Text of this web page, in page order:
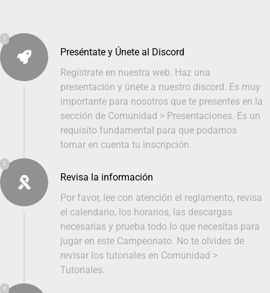
1
Preséntate y Únete al Discord
Regístrate en nuestra web. Haz una
presentación y únete a nuestro discord. Es muy
importante para nosotros que te presentes en la
sección de Comunidad > Presentaciones. Es un
requisito fundamental para que podamos
tomar en cuenta tu inscripción.
2
Revisa la información
Por favor, lee con atención el reglamento, revisa
el calendario, los horarios, las descargas
necesarias y prueba todo lo que necesitas para
jugar en este Campeonato. No te olvides de
revisar los tutoriales en Comunidad >
Tutoriales.
3